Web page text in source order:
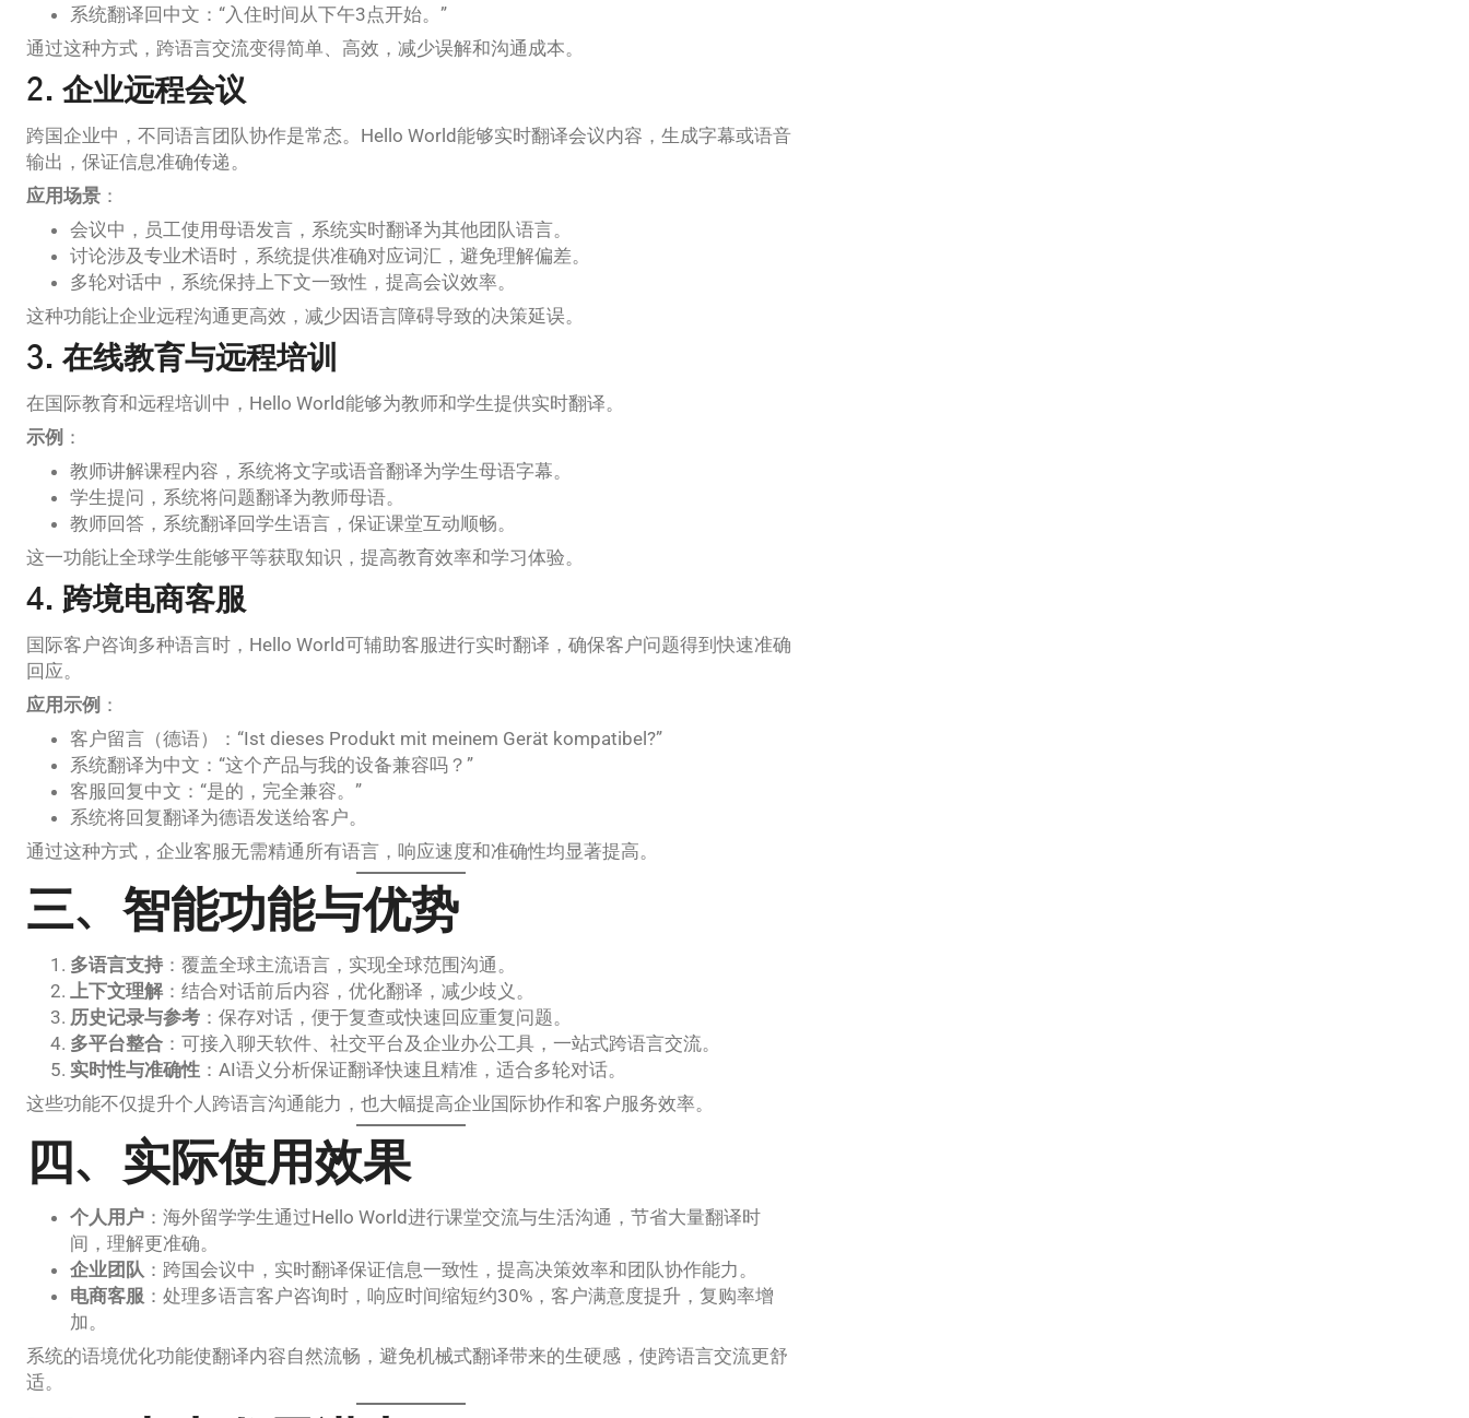
系统翻译回中文：“入住时间从下午3点开始。”
通过这种方式，跨语言交流变得简单、高效，减少误解和沟通成本。
2. 企业远程会议
跨国企业中，不同语言团队协作是常态。Hello World能够实时翻译会议内容，生成字幕或语音
输出，保证信息准确传递。
应用场景 ：
会议中，员工使用母语发言，系统实时翻译为其他团队语言。
讨论涉及专业术语时，系统提供准确对应词汇，避免理解偏差。
多轮对话中，系统保持上下文一致性，提高会议效率。
这种功能让企业远程沟通更高效，减少因语言障碍导致的决策延误。
3. 在线教育与远程培训
在国际教育和远程培训中，Hello World能够为教师和学生提供实时翻译。
示例 ：
教师讲解课程内容，系统将文字或语音翻译为学生母语字幕。
学生提问，系统将问题翻译为教师母语。
教师回答，系统翻译回学生语言，保证课堂互动顺畅。
这一功能让全球学生能够平等获取知识，提高教育效率和学习体验。
4. 跨境电商客服
国际客户咨询多种语言时，Hello World可辅助客服进行实时翻译，确保客户问题得到快速准确
回应。
应用示例 ：
客户留言（德语）：“Ist dieses Produkt mit meinem Gerät kompatibel?”
系统翻译为中文：“这个产品与我的设备兼容吗？”
客服回复中文：“是的，完全兼容。”
系统将回复翻译为德语发送给客户。
通过这种方式，企业客服无需精通所有语言，响应速度和准确性均显著提高。
三、智能功能与优势
多语言支持 ：覆盖全球主流语言，实现全球范围沟通。
上下文理解 ：结合对话前后内容，优化翻译，减少歧义。
历史记录与参考 ：保存对话，便于复查或快速回应重复问题。
多平台整合 ：可接入聊天软件、社交平台及企业办公工具，一站式跨语言交流。
实时性与准确性 ：AI语义分析保证翻译快速且精准，适合多轮对话。
这些功能不仅提升个人跨语言沟通能力，也大幅提高企业国际协作和客户服务效率。
四、实际使用效果
个人用户 ：海外留学学生通过Hello World进行课堂交流与生活沟通，节省大量翻译时
间，理解更准确。
企业团队 ：跨国会议中，实时翻译保证信息一致性，提高决策效率和团队协作能力。
电商客服 ：处理多语言客户咨询时，响应时间缩短约30%，客户满意度提升，复购率增
加。
系统的语境优化功能使翻译内容自然流畅，避免机械式翻译带来的生硬感，使跨语言交流更舒
适。